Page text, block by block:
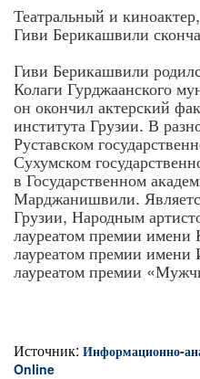
Театральный и
Гиви Берикашвили
Гиви Берикашвили
Колаги Гурджаанского
он окончил актерский
института Грузии. В
Руставском
Сухумском
в Государственном
Марджанишвили.
Грузии, Народным
лауреатом премии
лауреатом премии
лауреатом премии
Источник: Информационно-
Online